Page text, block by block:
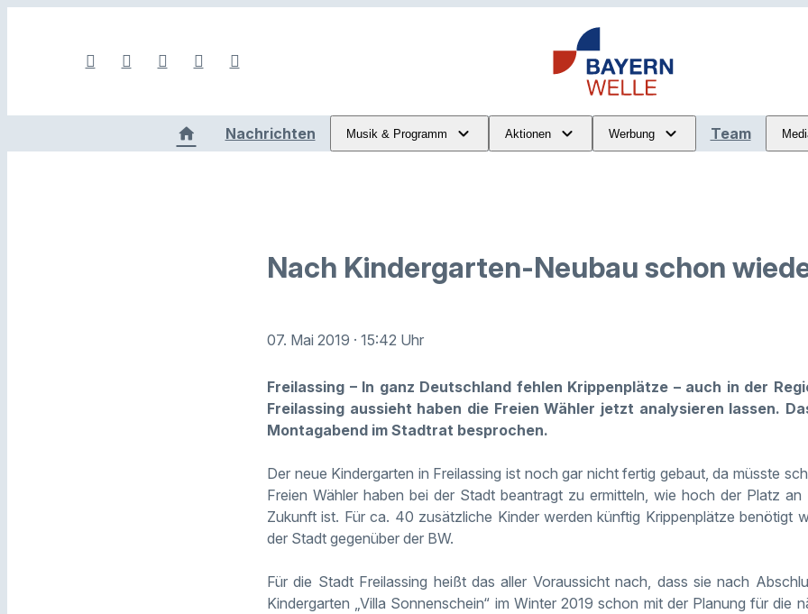
Nachrichten Musik & Programm Aktionen Werbung Team
Nach Kindergarten-Neubau schon
07. Mai 2019 · 15:42 Uhr
Freilassing – In ganz Deutschland fehlen Krippenplätze – auch in der
Freilassing aussieht haben die Freien Wähler jetzt analysieren lassen.
Montagabend im Stadtrat besprochen.
Der neue Kindergarten in Freilassing ist noch gar nicht fertig gebaut, da müsste
Freien Wähler haben bei der Stadt beantragt zu ermitteln, wie hoch der Platz an
Zukunft ist. Für ca. 40 zusätzliche Kinder werden künftig Krippenplätze benötigt
der Stadt gegenüber der BW.
Für die Stadt Freilassing heißt das aller Voraussicht nach, dass sie nach
Kindergarten „Villa Sonnenschein“ im Winter 2019 schon mit der Planung für die